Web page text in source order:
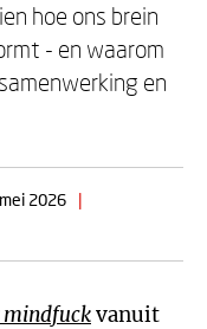
hoe ons brein
- en waarom
en
2026
|
mindfuckvanuit